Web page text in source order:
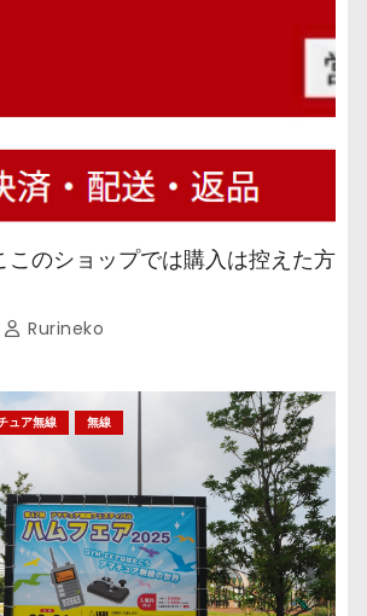
このショップでは購入は控えた方
Rurineko
ュア無線 無線